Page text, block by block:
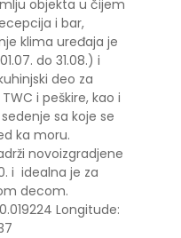
objekta u čijem
i bar,
klima uređaja je
do 31.08.) i
deo za
i peškire, kao i
sa koje se
ka moru.
novoizgradjene
i idealna je za
decom.
Longitude: